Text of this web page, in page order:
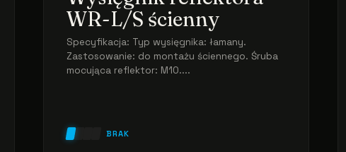
WR-L/S ścienny
Specyfikacja: Typ wysięgnika: łamany.
Zastosowanie: do montażu ściennego. Śruba
mocująca reflektor: M10....
BRAK